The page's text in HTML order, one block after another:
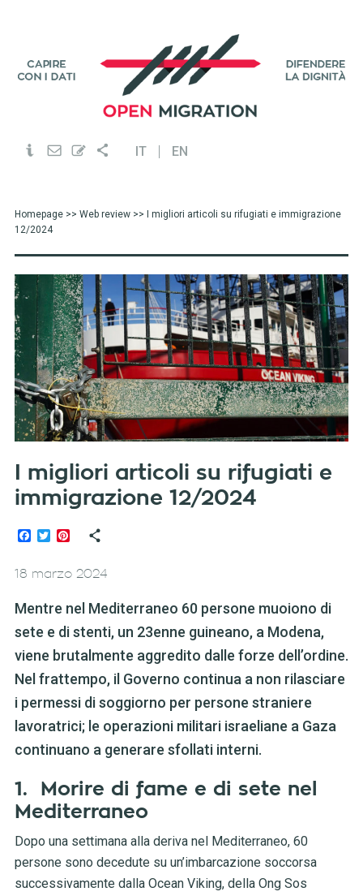
IT EN
Homepage>> Web review>> I migliori articoli su rifugiati e immigrazione
12/2024
I migliori articoli su rifugiati e
immigrazione 12/2024
Facebook
TwitterPinterest
18 marzo 2024
Mentre nel Mediterraneo 60 persone muoiono di
sete e di stenti, un 23enne guineano, a Modena,
viene brutalmente aggredito dalle forze dell’ordine.
Nel frattempo, il Governo continua a non rilasciare
i permessi di soggiorno per persone straniere
lavoratrici; le operazioni militari israeliane a Gaza
continuano a generare sfollati interni.
1. Morire di fame e di sete nel
Mediterraneo
Dopo una settimana alla deriva nel Mediterraneo, 60
persone sono decedute su un’imbarcazione soccorsa
successivamente dalla Ocean Viking, della Ong Sos